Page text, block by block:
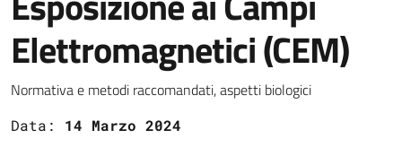
Elettromagnetici (CEM)
Dettagli
Normativa e metodi raccomandati, aspetti biologici
Data: 14 Marzo 2024